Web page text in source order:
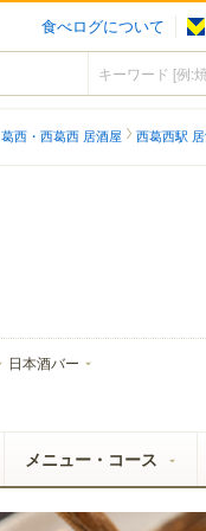
食べログについて
葛西・西葛西 居酒屋 西葛西駅
日本酒バー
メニュー・コース